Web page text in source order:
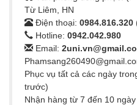
Từ Liêm, HN
Điện thoại: 0984.816.320
Hotline: 0942.042.980
Email:
Phục vụ tất cả các ngày
trước)
Nhận hàng từ 7 đến 10